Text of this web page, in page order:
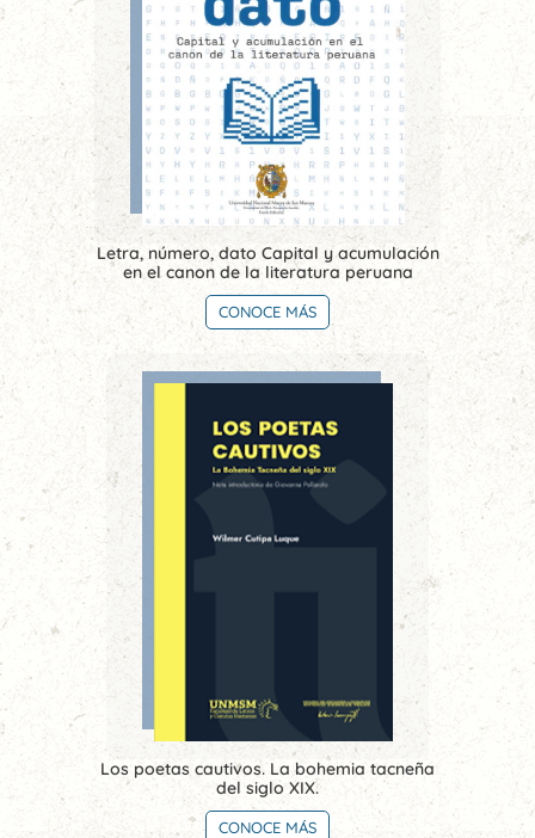
Letra, número, dato Capital y acumulación
en el canon de la literatura peruana
CONOCE MÁS
Los poetas cautivos. La bohemia tacneña
del siglo XIX.
CONOCE MÁS